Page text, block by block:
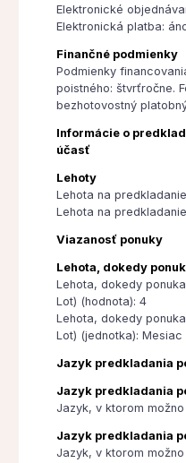
Elektronické
Elektronická platba:
Finančné podmienky
Podmienky
poistného: štvrťročne.
bezhotovostný
Informácie o
účasť
Lehoty
Lehota na
Lehota na
Viazanosť ponuky
Lehota, dokedy
Lehota, dokedy
Lot) (hodnota): 4
Lehota, dokedy
Lot) (jednotka): Mesiac
Jazyk predkladania
Jazyk predkladania
Jazyk, v ktorom
Jazyk predkladania
Jazyk, v ktorom